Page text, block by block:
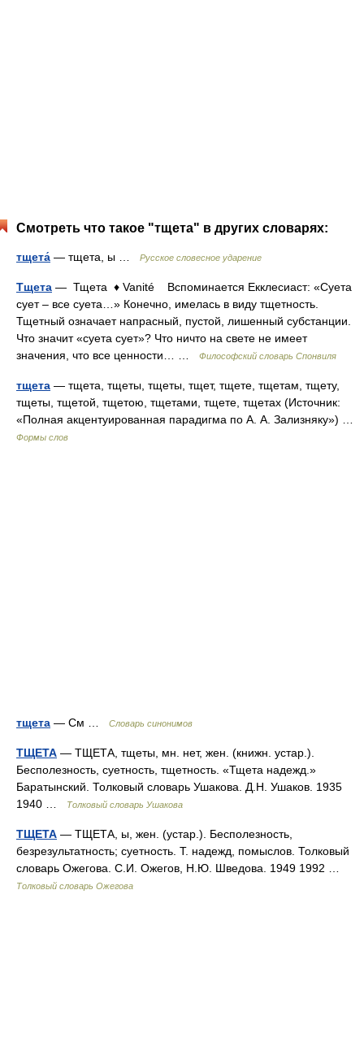
Смотреть что такое "тщета" в других словарях:
тщета́ — тщета, ы … Русское словесное ударение
Тщета — Тщета ♦ Vanité Вспоминается Екклесиаст: «Суета
сует – все суета…» Конечно, имелась в виду тщетность.
Тщетный означает напрасный, пустой, лишенный субстанции.
Что значит «суета сует»? Что ничто на свете не имеет
значения, что все ценности… …
Философский словарь Спонвиля
тщета — тщета, тщеты, тщеты, тщет, тщете, тщетам, тщету,
тщеты, тщетой, тщетою, тщетами, тщете, тщетах (Источник:
«Полная акцентуированная парадигма по А. А. Зализняку») …
Формы слов
тщета — См … Словарь синонимов
ТЩЕТА — ТЩЕТА, тщеты, мн. нет, жен. (книжн. устар.).
Бесполезность, суетность, тщетность. «Тщета надежд.»
Баратынский. Толковый словарь Ушакова. Д.Н. Ушаков. 1935
1940 …
Толковый словарь Ушакова
ТЩЕТА — ТЩЕТА, ы, жен. (устар.). Бесполезность,
безрезультатность; суетность. Т. надежд, помыслов. Толковый
словарь Ожегова. С.И. Ожегов, Н.Ю. Шведова. 1949 1992 …
Толковый словарь Ожегова